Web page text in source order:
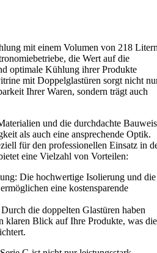
mit einem Volumen von 218
die Wert auf die
optimale Kühlung ihrer Produkte
mit Doppelglastüren sorgt nicht
Ihrer Waren, sondern trägt auch
und die durchdachte
als auch eine ansprechende Optik.
für den professionellen Einsatz in
eine Vielzahl von Vorteilen:
Die hochwertige Isolierung und die
eine kostensparende
die doppelten Glastüren haben
klaren Blick auf Ihre Produkte, was die